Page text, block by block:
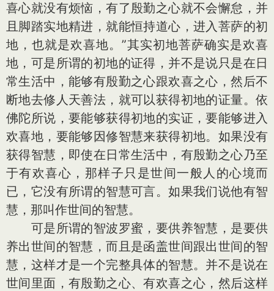
喜心就没有烦恼，有了殷勤之心就不会懈怠，并
且脚踏实地精进，就能恒持道心，进入菩萨的初
地，也就是欢喜地。”其实初地菩萨确实是欢喜
地，可是所谓的初地的证得，并不是说只是在日
常生活中，能够有殷勤之心跟欢喜之心，然后不
断地去修人天善法，就可以获得初地的证量。依
佛陀所说，要能够获得初地的实证，要能够进入
欢喜地，要能够因修智慧来获得初地。如果没有
获得智慧，即使在日常生活中，有殷勤之心乃至
于有欢喜心，那样子只是世间一般人的心境而
已，它没有所谓的智慧可言。如果我们说他有智
慧，那叫作世间的智慧。
可是所谓的智波罗蜜，要供养智慧，是要供
养出世间的智慧，而且是函盖世间跟出世间的智
慧，这样才是一个完整具体的智慧。并不是说在
世间里面，有殷勤之心、有欢喜之心，然后这样